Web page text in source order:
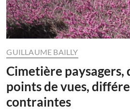
GUILLAUME BAILLY
Cimetière
points de vues,
contraintes